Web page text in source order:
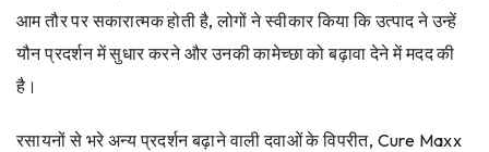
आम तौर पर सकारात्मक होती है, लोगों ने स्वीकार किया कि उत्पाद ने उन्हें
यौन प्रदर्शन में सुधार करने और उनकी कामेच्छा को बढ़ावा देने में मदद की
है।
रसायनों से भरे अन्य प्रदर्शन बढ़ाने वाली दवाओं के विपरीत, Cure Maxx